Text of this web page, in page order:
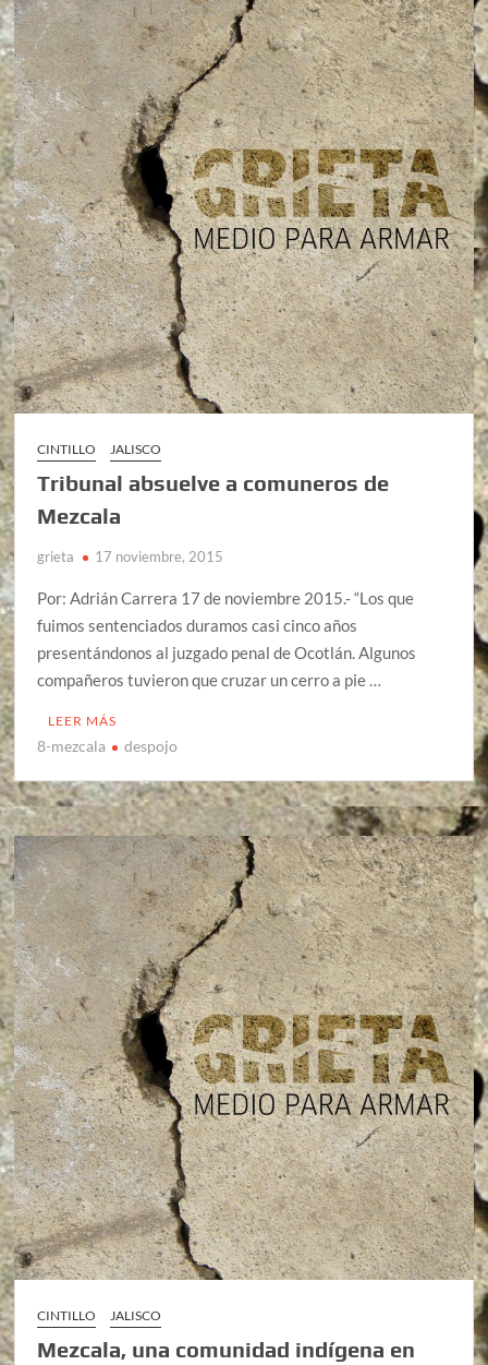
CINTILLO JALISCO
Tribunal absuelve a comuneros de
Mezcala
grieta 17 noviembre, 2015
Por: Adrián Carrera 17 de noviembre 2015.- “Los que
fuimos sentenciados duramos casi cinco años
presentándonos al juzgado penal de Ocotlán. Algunos
compañeros tuvieron que cruzar un cerro a pie …
LEER MÁS
8-mezcala despojo
CINTILLO JALISCO
Mezcala, una comunidad indígena en